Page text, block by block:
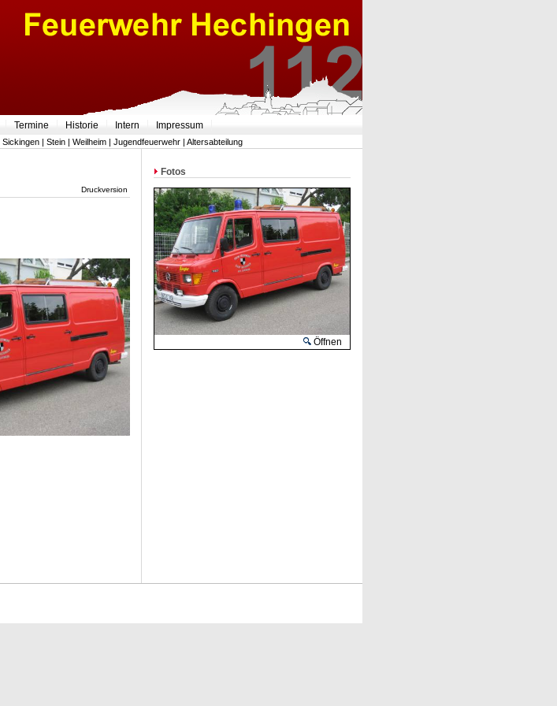
Termine Historie Intern Impressum
Sickingen | Stein | Weilheim | Jugendfeuerwehr | Altersabteilung
Druckversion
Fotos
Öffnen